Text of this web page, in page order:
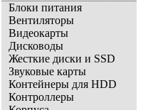
Блоки питания
Вентиляторы
Видеокарты
Дисководы
Жесткие диски и SSD
Звуковые карты
Контейнеры для HDD
Контроллеры